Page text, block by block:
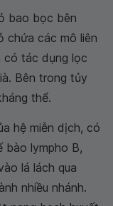
bao bọc bên
chứa các mô liên
có tác dụng lọc
Bên trong tủy
thể.
hệ miễn dịch, có
bào lympho B,
lá lách qua
nhiều nhánh.